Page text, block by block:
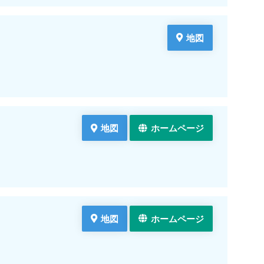
地図
地図 ホームページ
地図 ホームページ